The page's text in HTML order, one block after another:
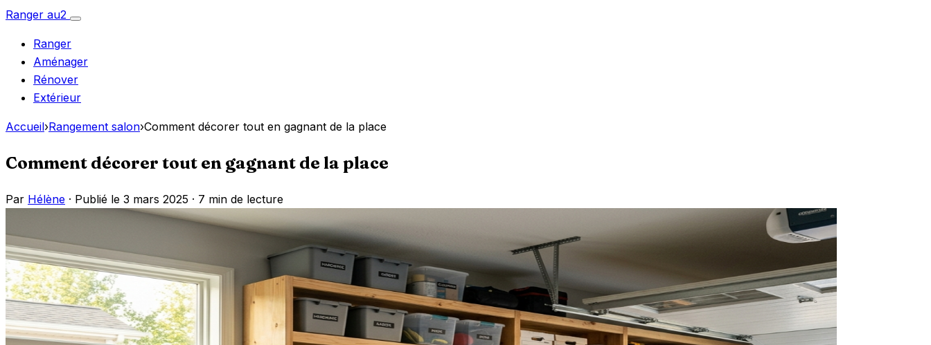
Aller
contenu
Ranger au2
Ouvrir
Ranger
Aménager
Rénover
Extérieur
Accueil›Rangement salon›Comment décorer tout en gagnant de la place
Comment décorer tout en gagnant de la place
Par Hélène · Publié le 3 mars 2025 · 7 min de lecture